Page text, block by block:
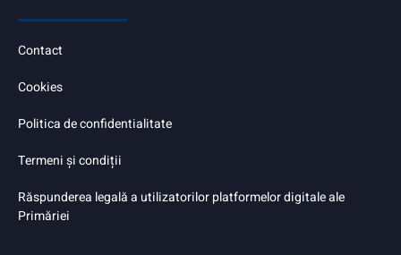
Contact
Cookies
Politica de confidentialitate
Termeni și condiții
Răspunderea legală a utilizatorilor platformelor digitale ale
Primăriei